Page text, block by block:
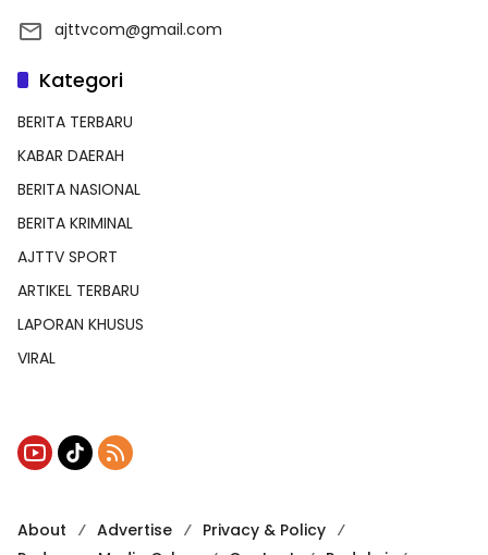
ajttvcom@gmail.com
Kategori
BERITA TERBARU
KABAR DAERAH
BERITA NASIONAL
BERITA KRIMINAL
AJTTV SPORT
ARTIKEL TERBARU
LAPORAN KHUSUS
VIRAL
About Advertise
Privacy & Policy